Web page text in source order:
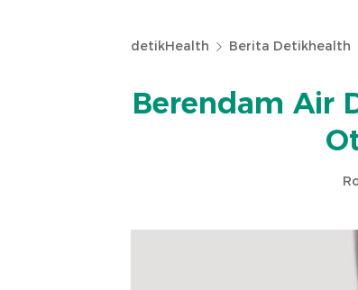
detikHealth Berita Detikhealth
Berendam Air